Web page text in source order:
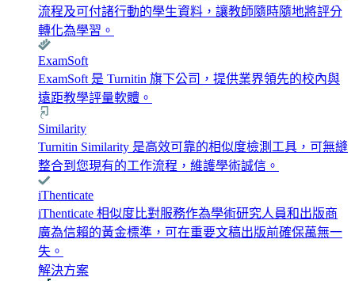
流程及可付諸行動的學生資料，讓教師隨時隨地將評分
轉化為學習。
ExamSoft
ExamSoft 是 Turnitin 旗下公司，提供業界領先的校內與
遠距教學評量軟體。
Similarity
Turnitin Similarity 是高效可靠的相似度檢測工具，可無縫
整合到您現有的工作流程，維護學術誠信。
iThenticate
iThenticate 相似度比對服務作為學術研究人員和出版商
廣為信賴的黃金標準，可在重要文稿出版前確保萬無一
失。
解決方案